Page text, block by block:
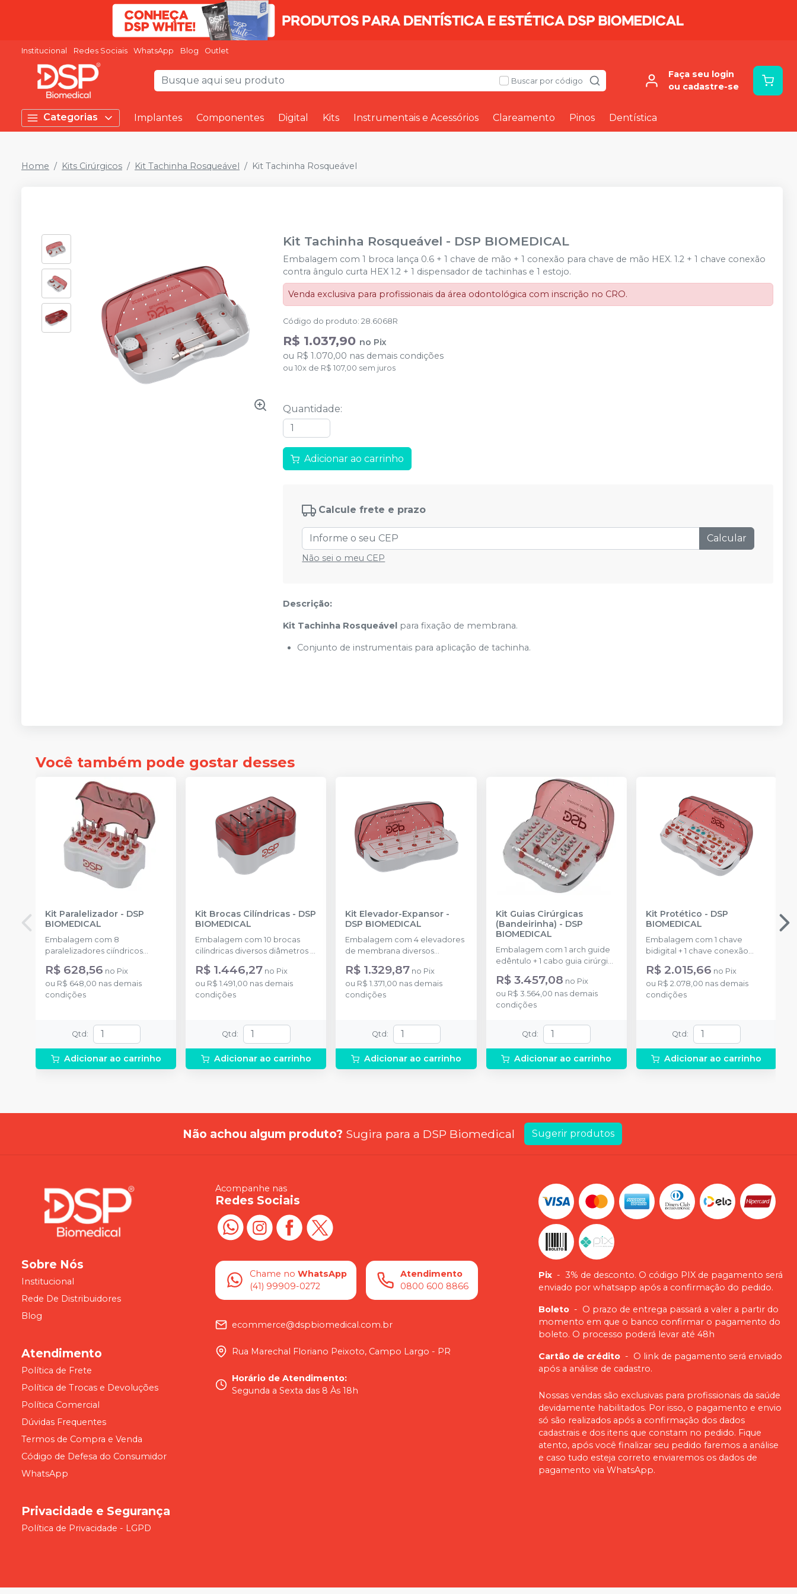
Institucional Redes Sociais WhatsApp Blog Outlet
Buscar por código
Faça seu login
ou cadastre-se
Categorias Implantes Componentes Digital Kits Instrumentais e Acessórios Clareamento Pinos Dentística
Home Kits Cirúrgicos Kit Tachinha Rosqueável Kit Tachinha Rosqueável
Kit Tachinha Rosqueável - DSP BIOMEDICAL
Embalagem com 1 broca lança 0.6 + 1 chave de mão + 1 conexão para chave de mão HEX. 1.2 + 1 chave conexão
contra ângulo curta HEX 1.2 + 1 dispensador de tachinhas e 1 estojo.
Venda exclusiva para profissionais da área odontológica com inscrição no CRO.
Código do produto:28.6068R
R$ 1.037,90 no Pix
ou R$ 1.070,00 nas demais condições
ou 10x de R$ 107,00 sem juros
Quantidade:
Adicionar ao carrinho
Calcule frete e prazo
Calcular
Não sei o meu CEP
Descrição:
Kit Tachinha Rosqueável para fixação de membrana.
Conjunto de instrumentais para aplicação de tachinha.
Você também pode gostar desses
Kit Paralelizador - DSP
BIOMEDICAL
Embalagem com 8
paralelizadores ciíndricos
paralelizadores cônicos
diversos diâmetros e 1 estojo.
R$ 628,56 no Pix
ou R$ 648,00 nas demais
condições
Qtd :
Adicionar ao carrinho
Kit Brocas Cilíndricas - DSP
BIOMEDICAL
Embalagem com 10 brocas
cilíndricas diversos diâmetros +
piloto 3.0/3.8 e 1 estojo.
R$ 1.446,27 no Pix
ou R$ 1.491,00 nas demais
condições
Qtd :
Adicionar ao carrinho
Kit Elevador-Expansor -
DSP BIOMEDICAL
Embalagem com 4 elevadores
de membrana diversos
ósseos diversos diâmetros + 1
cabo ângulado + 1 cabo reto + 1
chave de montagem e 1 estojo.
R$ 1.329,87 no Pix
ou R$ 1.371,00 nas demais
condições
Qtd :
Adicionar ao carrinho
Kit Guias Cirúrgicas
(Bandeirinha) - DSP
BIOMEDICAL
Embalagem com 1 arch guide
edêntulo + 1 cabo guia cirúrgica
variadas + 4 paralelizadores
melimetrados 2.0/3.0 e 1 estojo.
R$ 3.457,08 no Pix
ou R$ 3.564,00 nas demais
condições
Qtd :
Adicionar ao carrinho
Kit Protético - DSP
BIOMEDICAL
Embalagem com 1 chave
bidigital + 1 chave conexão
conexão catraca longa HEX. 0.9
+ 1 chave conexão catraca
curta HEX. 1.2 + 1 chave conexão
1.3 + 1 chave conexão catraca
longa QUAD. 1.3 + 1 chave
HEX. 0.9 + 1 chave conexão
medidor gengival HE Slim + 1
medidor gengival HIL + 1
medidor gengival HIS + 1
montador flexcone curto + 1
montador mini flexcone curto +
R$ 2.015,66 no Pix
ou R$ 2.078,00 nas demais
condições
Qtd :
Adicionar ao carrinho
Não achou algum produto? Sugira para a DSP Biomedical Sugerir produtos
Sobre Nós
Institucional
Rede De Distribuidores
Blog
Atendimento
Política de Frete
Política de Trocas e Devoluções
Política Comercial
Dúvidas Frequentes
Termos de Compra e Venda
Código de Defesa do Consumidor
WhatsApp
Privacidade e Segurança
Política de Privacidade - LGPD
Acompanhe nas
Redes Sociais
Chame no WhatsApp
(41) 99909-0272
Atendimento
0800 600 8866
ecommerce@dspbiomedical.com.br
Rua Marechal Floriano Peixoto, Campo Largo - PR
Horário de Atendimento:
Segunda a Sexta das 8 Às 18h
Pix - 3% de desconto. O código PIX de pagamento será
enviado por whatsapp após a confirmação do pedido.
Boleto - O prazo de entrega passará a valer a partir do
momento em que o banco confirmar o pagamento do
boleto. O processo poderá levar até 48h
Cartão de crédito - O link de pagamento será enviado
após a análise de cadastro.
Nossas vendas são exclusivas para profissionais da saúde
devidamente habilitados. Por isso, o pagamento e envio
só são realizados após a confirmação dos dados
cadastrais e dos itens que constam no pedido. Fique
atento, após você finalizar seu pedido faremos a análise
e caso tudo esteja correto enviaremos os dados de
pagamento via WhatsApp.